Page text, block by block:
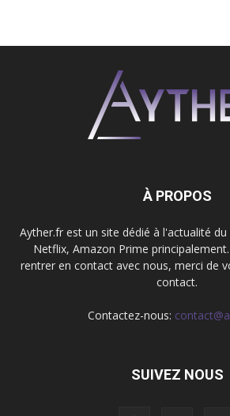
À PROPOS
Ayther.fr est un site dédié à l'actualité
Netflix, Amazon Prime
rentrer en contact avec nous, merci de
contact.
Contactez-nous:
SUIVEZ NOUS